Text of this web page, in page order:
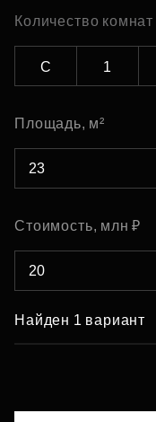
Количество комнат
С 1
Площадь, м²
Стоимость, млн ₽
Найден 1 вариант